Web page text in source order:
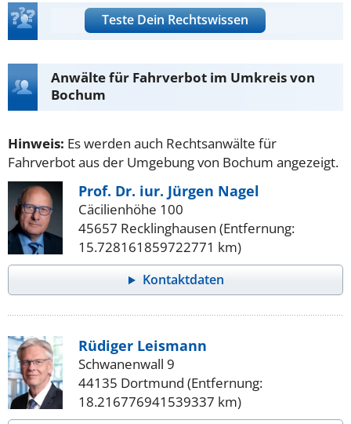
Teste Dein Rechtswissen
Anwälte für Fahrverbot im Umkreis von
Bochum
Hinweis: Es werden auch Rechtsanwälte für
Fahrverbot aus der Umgebung von Bochum angezeigt.
Prof. Dr. iur. Jürgen Nagel
Cäcilienhöhe 100
45657 Recklinghausen (Entfernung:
15.728161859722771 km)
Kontaktdaten
Rüdiger Leismann
Schwanenwall 9
44135 Dortmund (Entfernung:
18.216776941539337 km)